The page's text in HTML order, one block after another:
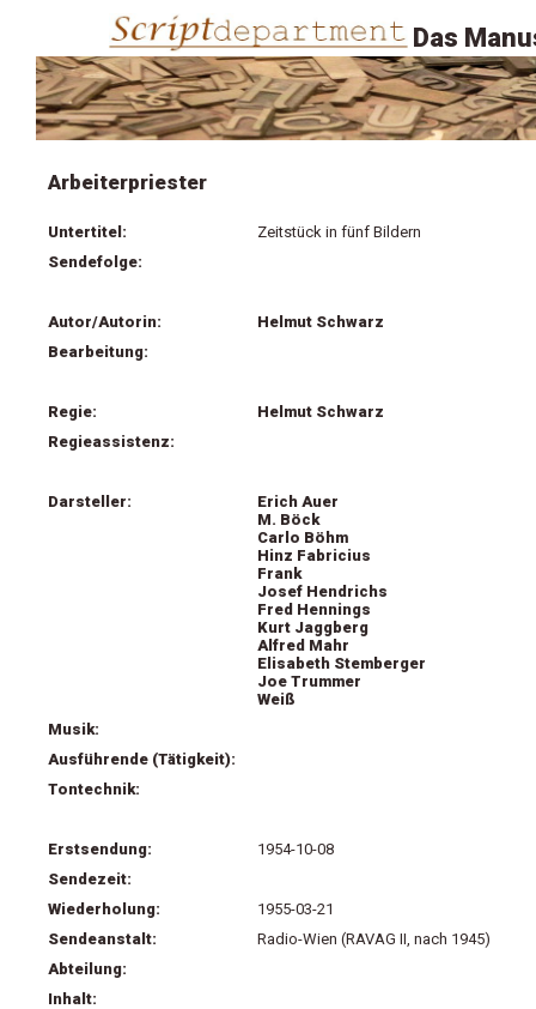
Das
Arbeiterpriester
Untertitel:
Zeitstück in fünf Bildern
Sendefolge:
Autor/Autorin:
Helmut Schwarz
Bearbeitung:
Regie:
Helmut Schwarz
Regieassistenz:
Darsteller:
Erich Auer
M. Böck
Carlo Böhm
Hinz Fabricius
Frank
Josef Hendrichs
Fred Hennings
Kurt Jaggberg
Alfred Mahr
Elisabeth Stemberger
Joe Trummer
Weiß
Musik:
Ausführende (Tätigkeit):
Tontechnik:
Erstsendung:
1954-10-08
Sendezeit:
Wiederholung:
1955-03-21
Sendeanstalt:
Radio-Wien (RAVAG II, nach 1945)
Abteilung:
Inhalt: